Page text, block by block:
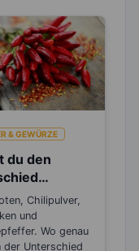
& GEWÜRZE
du den
und
Chilipulver,
und
Wo genau
der Unterschied